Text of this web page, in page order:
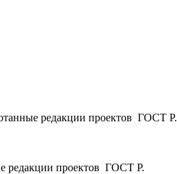
редакции проектов ГОСТ Р.
редакции проектов ГОСТ Р.